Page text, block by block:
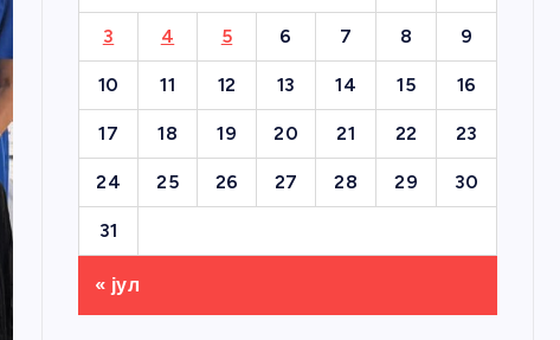
3 4 5 6 7 8 9
10 11 12 13 14 15 16
17 18 19 20 21 22 23
24 25 26 27 28 29 30
31
« јул